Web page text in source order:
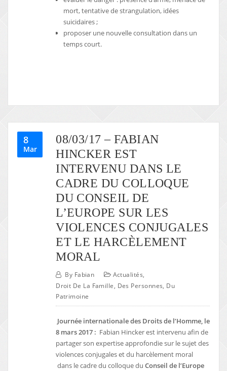
mort, tentative de strangulation, idées
suicidaires ;
proposer une nouvelle consultation dans un
temps court.
8
Mar
08/03/17 – FABIAN
HINCKER EST
INTERVENU DANS LE
CADRE DU COLLOQUE
DU CONSEIL DE
L’EUROPE SUR LES
VIOLENCES CONJUGALES
ET LE HARCÈLEMENT
MORAL
By Fabian Actualités,
Droit De La Famille, Des Personnes, Du
Patrimoine
Journée internationale des Droits de l’Homme, le
8 mars 2017 : Fabian Hincker est intervenu afin de
partager son expertise approfondie sur le sujet des
violences conjugales et du harcèlement moral
dans le cadre du colloque duConseil de l’Europe